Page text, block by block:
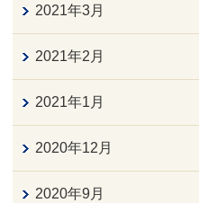
2021年3月
2021年2月
2021年1月
2020年12月
2020年9月